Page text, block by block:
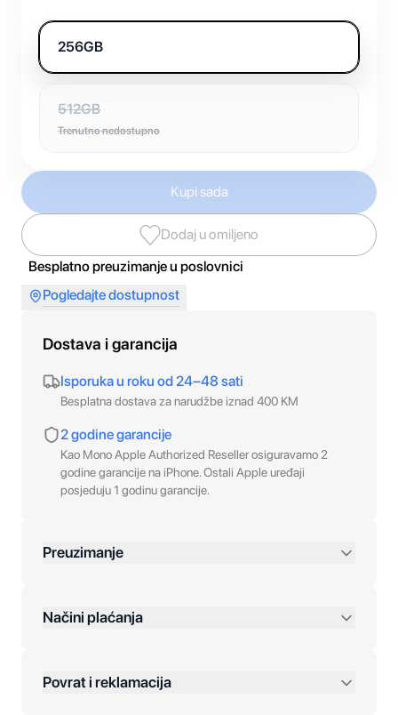
256GB
512GB
Trenutno nedostupno
Kupi sada
Dodaj u omiljeno
Besplatno preuzimanje u poslovnici
Pogledajte dostupnost
Dostava i garancija
Isporuka u roku od 24–48 sati
Besplatna dostava za narudžbe iznad 400 KM
2 godine garancije
Kao Mono Apple Authorized Reseller osiguravamo 2
godine garancije na iPhone. Ostali Apple uređaji
posjeduju 1 godinu garancije.
Preuzimanje
Načini plaćanja
Povrat i reklamacija